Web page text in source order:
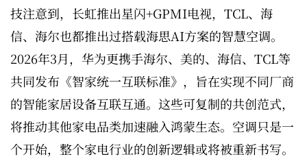
技注意到，长虹推出星闪+GPMI电视，TCL、海
信、海尔也都推出过搭载海思AI方案的智慧空调。
2026年3月，华为更携手海尔、美的、海信、TCL等
共同发布《智家统一互联标准》，旨在实现不同厂商
的智能家居设备互联互通。这些可复制的共创范式，
将推动其他家电品类加速融入鸿蒙生态。空调只是一
个开始，整个家电行业的创新逻辑或将被重新书写。